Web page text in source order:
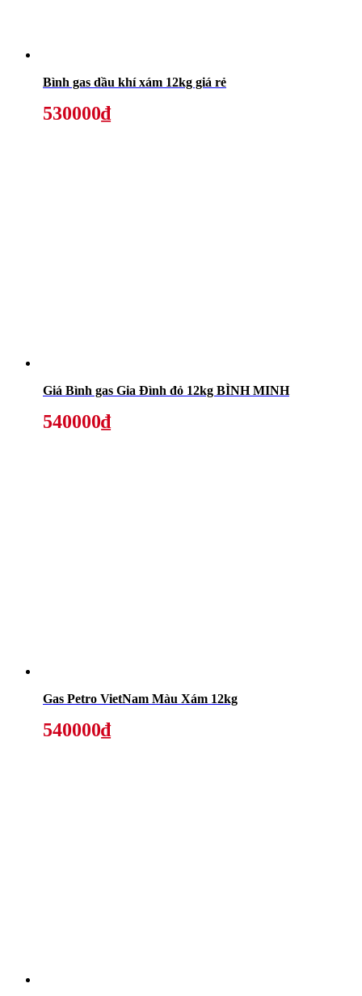
Bình gas dầu khí xám 12kg giá rẻ
530000₫
Giá Bình gas Gia Đình đỏ 12kg BÌNH MINH
540000₫
Gas Petro VietNam Màu Xám 12kg
540000₫